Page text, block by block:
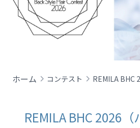
ホーム コンテスト
REMILA BHC 2026